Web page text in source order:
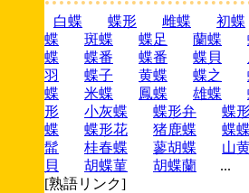
白蝶
蝶形 雌蝶 初蝶
蝶
斑蝶 蝶足 蘭蝶
蝶
蝶番 蝶番 蝶貝
羽
蝶子 黄蝶 蝶之
蝶
米蝶 鳳蝶 雄蝶
形
小灰蝶 蝶形弁 蝶
蝶
蝶形花 猪鹿蝶 蝶
髷
桂春蝶 蓼胡蝶 山
貝
胡蝶菫 胡蝶蘭
...
[熟語リンク]